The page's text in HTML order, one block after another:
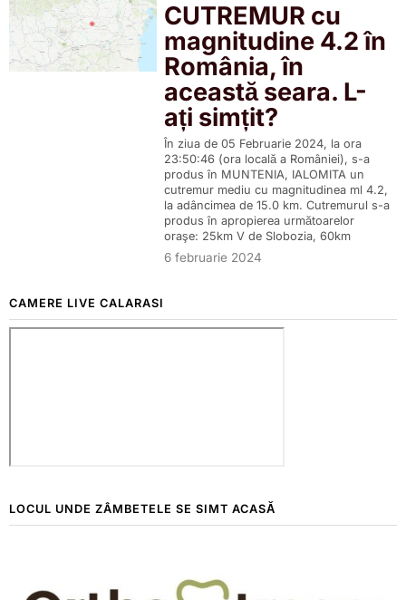
CUTREMUR cu
magnitudine 4.2 în
România, în
această seara. L-
ați simțit?
În ziua de 05 Februarie 2024, la ora
23:50:46 (ora locală a României), s-a
produs în MUNTENIA, IALOMITA un
cutremur mediu cu magnitudinea ml 4.2,
la adâncimea de 15.0 km. Cutremurul s-a
produs în apropierea următoarelor
oraşe: 25km V de Slobozia, 60km
6 februarie 2024
CAMERE LIVE CALARASI
LOCUL UNDE ZÂMBETELE SE SIMT ACASĂ